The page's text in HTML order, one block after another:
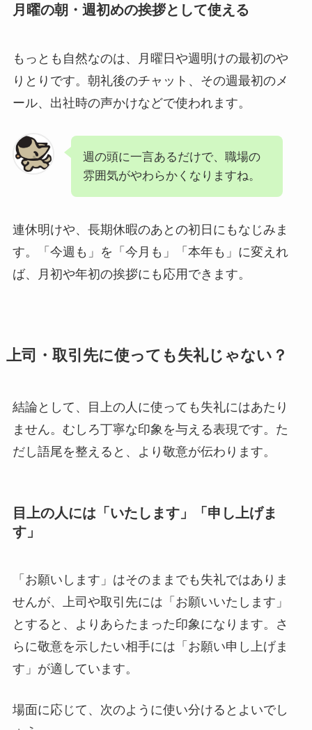
月曜の朝・週初めの挨拶として使える
もっとも自然なのは、月曜日や週明けの最初のや
りとりです。朝礼後のチャット、その週最初のメ
ール、出社時の声かけなどで使われます。
週の頭に一言あるだけで、職場の
雰囲気がやわらかくなりますね。
連休明けや、長期休暇のあとの初日にもなじみま
す。「今週も」を「今月も」「本年も」に変えれ
ば、月初や年初の挨拶にも応用できます。
上司・取引先に使っても失礼じゃない？
結論として、目上の人に使っても失礼にはあたり
ません。むしろ丁寧な印象を与える表現です。た
だし語尾を整えると、より敬意が伝わります。
目上の人には「いたします」「申し上げま
す」
「お願いします」はそのままでも失礼ではありま
せんが、上司や取引先には「お願いいたします」
とすると、よりあらたまった印象になります。さ
らに敬意を示したい相手には「お願い申し上げま
す」が適しています。
場面に応じて、次のように使い分けるとよいでし